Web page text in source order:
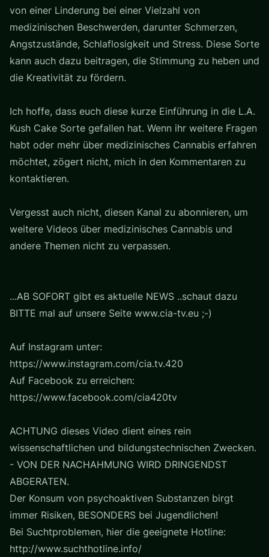
von einer Linderung bei einer Vielzahl von
medizinischen Beschwerden, darunter Schmerzen,
Angstzustände, Schlaflosigkeit und Stress. Diese Sorte
kann auch dazu beitragen, die Stimmung zu heben und
die Kreativität zu fördern.
Ich hoffe, dass euch diese kurze Einführung in die L.A.
Kush Cake Sorte gefallen hat. Wenn ihr weitere Fragen
habt oder mehr über medizinisches Cannabis erfahren
möchtet, zögert nicht, mich in den Kommentaren zu
kontaktieren.
Vergesst auch nicht, diesen Kanal zu abonnieren, um
weitere Videos über medizinisches Cannabis und
andere Themen nicht zu verpassen.
...AB SOFORT gibt es aktuelle NEWS ..schaut dazu
BITTE mal auf unsere Seite www.cia-tv.eu ;-)
Auf Instagram unter:
https://www.instagram.com/cia.tv.420
Auf Facebook zu erreichen:
https://www.facebook.com/cia420tv
ACHTUNG dieses Video dient eines rein
wissenschaftlichen und bildungstechnischen Zwecken.
- VON DER NACHAHMUNG WIRD DRINGENDST
ABGERATEN.
Der Konsum von psychoaktiven Substanzen birgt
immer Risiken, BESONDERS bei Jugendlichen!
Bei Suchtproblemen, hier die geeignete Hotline:
http://www.suchthotline.info/